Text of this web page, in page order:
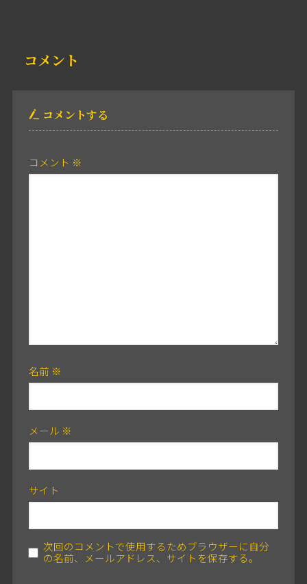
コメント
コメントする
コメント ※
名前 ※
メール ※
サイト
次回のコメントで使用するためブラウザーに自分
の名前、メールアドレス、サイトを保存する。